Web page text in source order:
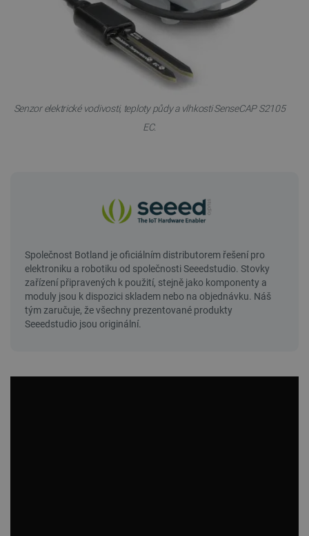
Senzor elektrické vodivosti, teploty půdy a vlhkosti SenseCAP S2105
EC.